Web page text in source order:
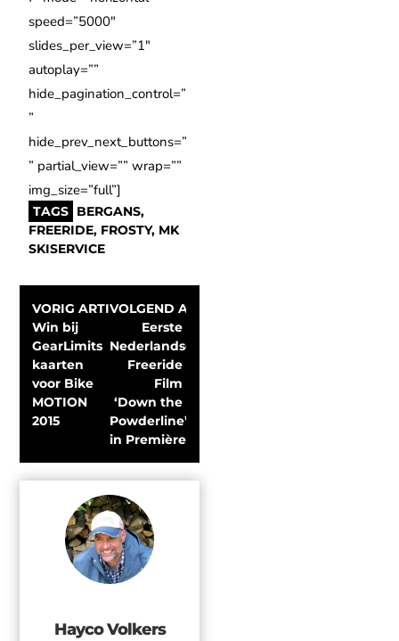
speed=”5000″
slides_per_view=”1″
autoplay=””
hide_pagination_control=”
”
hide_prev_next_buttons=”
” partial_view=”” wrap=””
img_size=”full”]
TAGS BERGANS,
FREERIDE, FROSTY, MK
SKISERVICE
VORIG ARTIKEL
Win bij
GearLimits
kaarten
voor Bike
MOTION
2015
VOLGEND ARTIKEL
Eerste
Nederlandse
Freeride
Film
‘Down the
Powderline’
in Première
Hayco Volkers